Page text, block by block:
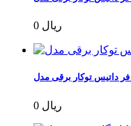
0 ریال
0 ریال